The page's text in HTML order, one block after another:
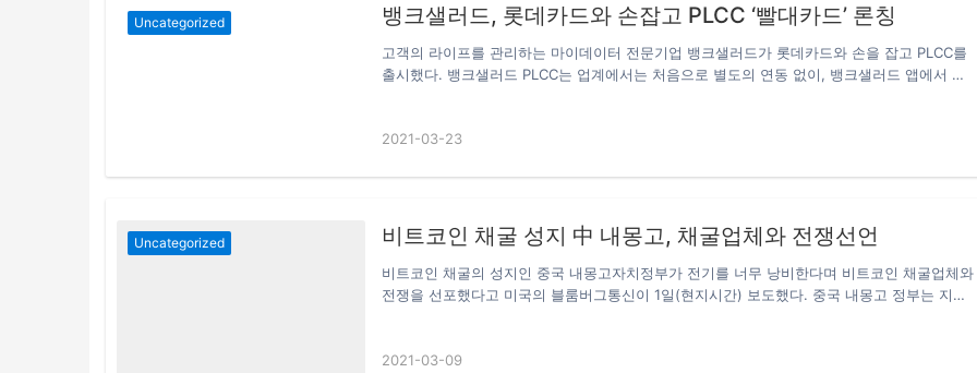
브라질방코렌디멘토(银行)가최초의은행으로이용을시작한것을발표한바있다. (リップル社が新
たに提供を開始したクラウドサービス“リップルネットクラウド”の導入が順調に推移してい
る.) ▲비트코인선물거래를투자대상으로하는‘파생상품etf’，美SEC에신청 비트코인선물거래를
투자대상으로하는파생상품형etf(상장지수펀드)가6월17일미국증권거래위원회(이하SEC)에제
하는ETF의조성을목표로하고있는것으로알려졌다。위즈덤트리트러스트상품전략펀드는주로에
비승인으로해왔지만파생상품형의etf로순자산의일부를비트코인선물에배분하는etf의계획서는
첫제출이된다. (ビットコイン先物取引を投資対象とするデリバティブ型のetf(上場投資信託)
が17日、証券取引委員会(SEC)に提出されたことがわかった.) ▲사업자용월렛개발업체프레세
츠，일본STO(증권형토큰발행)협회가입) 일반사단법인일본STO(증권형토큰발행)협회에사업
일본최초로개발판매한실적을가지고있다고한다.또한프레세츠는풍부한암호화폐지갑관리시스
지’는 현재 ‘후오비 글로벌’과 ‘후오비 코리아’ 등을 운영하고 있습니다. 앞서 홍콩정부는 2020
원회(Securities and Futures Commission)는…
Uncategorized 뱅크샐러드, 롯데카드와 손잡고 PLCC ‘빨대카드’ 론칭
고객의 라이프를 관리하는 마이데이터 전문기업 뱅크샐러드가 롯데카드와 손을 잡고 PLCC를
출시했다. 뱅크샐러드 PLCC는 업계에서는 처음으로 별도의 연동 없이, 뱅크샐러드 앱에서 고
빨아먹듯 혜택을 바닥까지 쓸 수 있도록 한다는 의미를 담고 있다. 뱅크샐러드 앱에서 버튼 한
하는 것이 특징이다. 신경써서 관리하지 않으면 놓치기 쉬운 월별 실적 현황이나 이용 가능한
2021-03-23
Uncategorized 비트코인 채굴 성지 中 내몽고, 채굴업체와 전쟁선언
비트코인 채굴의 성지인 중국 내몽고자치정부가 전기를 너무 낭비한다며 비트코인 채굴업체와
전쟁을 선포했다고 미국의 블룸버그통신이 1일(현지시간) 보도했다. 중국 내몽고 정부는 지난
이다. 이에 따라 비트코인 채굴업체의 성지라는 별명이 생길 정도다. 내몽고는 전기료도 산데다
2021-03-09